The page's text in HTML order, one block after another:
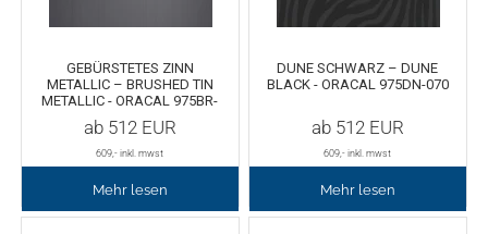
Sonnenschutzfolie für Gebäude
Daylight
Solar Silber
Silikonmatten zum backen
Verschiedenes
Zubehör Schneideplotter
GEBÜRSTETES ZINN
METALLIC – BRUSHED TIN
METALLIC - ORACAL 975BR-
933
ab 512 EUR
609 ,- inkl. mwst
Mehr lesen
DUNE SCHWARZ – DUNE
BLACK - ORACAL 975DN-070
ab 512 EUR
609 ,- inkl. mwst
Mehr lesen